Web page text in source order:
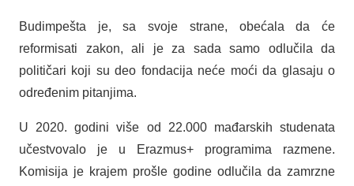
Budimpešta je, sa svoje strane, obećala da će
reformisati zakon, ali je za sada samo odlučila da
političari koji su deo fondacija neće moći da glasaju o
određenim pitanjima.
U 2020. godini više od 22.000 mađarskih studenata
učestvovalo je u Erazmus+ programima razmene.
Komisija je krajem prošle godine odlučila da zamrzne